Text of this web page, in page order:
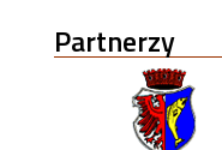
Partnerzy